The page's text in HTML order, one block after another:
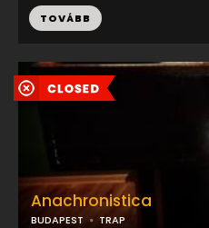
Anachronistica
BUDAPEST TRAP
TOVÁBB